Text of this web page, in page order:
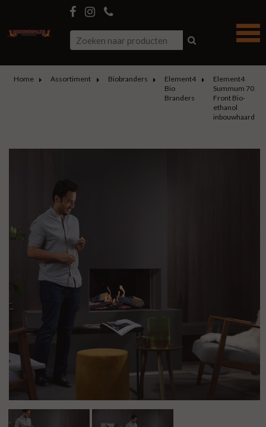
Home Assortiment Biobranders
Element4
Bio
Branders
Element4
Summum 70
Front Bio-
ethanol
inbouwhaard